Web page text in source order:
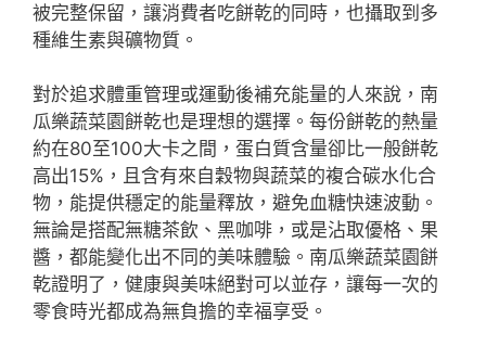
被完整保留，讓消費者吃餅乾的同時，也攝取到多
種維生素與礦物質。
對於追求體重管理或運動後補充能量的人來說，南
瓜樂蔬菜園餅乾也是理想的選擇。每份餅乾的熱量
約在80至100大卡之間，蛋白質含量卻比一般餅乾
高出15%，且含有來自穀物與蔬菜的複合碳水化合
物，能提供穩定的能量釋放，避免血糖快速波動。
無論是搭配無糖茶飲、黑咖啡，或是沾取優格、果
醬，都能變化出不同的美味體驗。南瓜樂蔬菜園餅
乾證明了，健康與美味絕對可以並存，讓每一次的
零食時光都成為無負擔的幸福享受。